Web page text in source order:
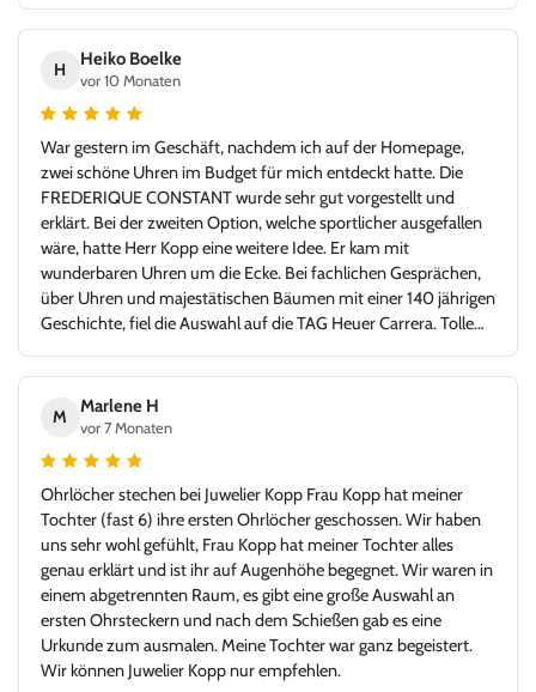
sehr froh, Juwelier Kopp gefunden zu haben, und werde
definitiv wiederkommen. Klare Empfehlung!
H
Heiko Boelke
vor 10 Monaten
War gestern im Geschäft, nachdem ich auf der Homepage,
zwei schöne Uhren im Budget für mich entdeckt hatte. Die
FREDERIQUE CONSTANT wurde sehr gut vorgestellt und
erklärt. Bei der zweiten Option, welche sportlicher ausgefallen
wäre, hatte Herr Kopp eine weitere Idee. Er kam mit
wunderbaren Uhren um die Ecke. Bei fachlichen Gesprächen,
über Uhren und majestätischen Bäumen mit einer 140 jährigen
Geschichte, fiel die Auswahl auf die TAG Heuer Carrera. Tolle
M
Marlene H
vor 7 Monaten
Ohrlöcher stechen bei Juwelier Kopp Frau Kopp hat meiner
Tochter (fast 6) ihre ersten Ohrlöcher geschossen. Wir haben
uns sehr wohl gefühlt, Frau Kopp hat meiner Tochter alles
genau erklärt und ist ihr auf Augenhöhe begegnet. Wir waren in
einem abgetrennten Raum, es gibt eine große Auswahl an
ersten Ohrsteckern und nach dem Schießen gab es eine
Urkunde zum ausmalen. Meine Tochter war ganz begeistert.
Wir können Juwelier Kopp nur empfehlen.